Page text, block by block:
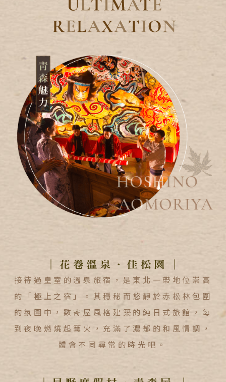
接待過皇室的溫泉旅宿，是東北一帶地位崇高
的「極上之宿」。其穩秘而悠靜於赤松林包圍
的氛圍中，數寄屋風格建築的純日式旅館，每
到夜晚燃燒起篝火，充滿了濃郁的和風情調，
體會不同尋常的時光吧。